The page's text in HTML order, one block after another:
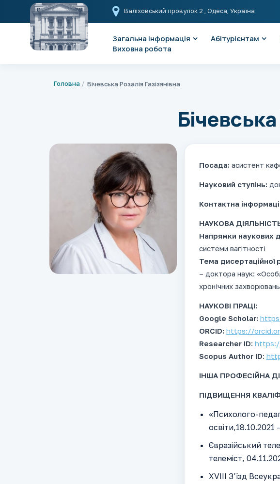
Валіховський провулок 2 , Одеса, Україна
Загальна інформація Абітурієнтам
Виховна робота
Головна Бічевська Розалія Газізянівна
Посада: асистент
Науковий ступінь:
Контактна
НАУКОВА
Напрямки наукових
системи вагітності
Тема дисертаційної
– доктора наук:
хронічних
НАУКОВІ ПРАЦІ:
Google Scholar:
ORCID: https://
Researcher ID:
Scopus Author ID:
ІНША ПРОФЕСІЙНА
ПІДВИЩЕННЯ
«Психолого-
освіти,18.10.2021
Євразійський
телеміст,
ХVIII З’їзд